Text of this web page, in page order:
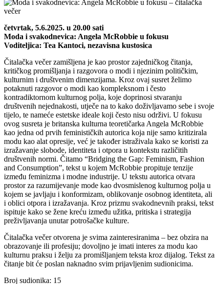
četvrtak, 5.6.2025. u 20.00 sati
Moda i svakodnevica: Angela McRobbie u fokusu
Voditeljica: Tea Kantoci, nezavisna kustosica
Čitalačka večer zamišljena je kao prostor zajedničkog čitanja,
kritičkog promišljanja i razgovora o modi i njezinim političkim,
kulturnim i društvenim dimenzijama. Kroz ovaj susret želimo
potaknuti razgovor o modi kao kompleksnom i često
kontradiktornom kulturnog polja, koje doprinosi stvaranju
društvenih nejednakosti, utječe na to kako doživljavamo sebe i svoje
tijelo, te nameće estetske ideale koji često nisu održivi. U fokusu
ovog susreta je britanska kulturna teoretičarka Angela McRobbie
kao jedna od prvih feminističkih autorica koja nije samo kritizirala
modu kao alat opresije, već je također istraživala kako se koristi za
izražavanje slobode, identiteta i otpora u kontekstu različitih
društvenih normi. Čitamo “Bridging the Gap: Feminism, Fashion
and Consumption”, tekst u kojem McRobbie propituje tenzije
između feminizma i modne industrije. U tekstu autorica otvara
prostor za razumijevanje mode kao dvosmislenog kulturnog polja u
kojem se javljaju i konformizam, oblikovanje osobnog identiteta, ali
i oblici otpora i izražavanja. Kroz prizmu svakodnevnih praksi, tekst
ispituje kako se žene kreću između užitka, pritiska i strategija
preživljavanja unutar potrošačke kulture.
Čitalačka večer otvorena je svima zainteresiranima – bez obzira na
obrazovanje ili profesiju; dovoljno je imati interes za modu kao
kulturnu praksu i želju za promišljanjem teksta kroz dijalog. Tekst za
čitanje bit će poslan naknadno svim prijavljenim sudionicima.
Broj sudionika: 15